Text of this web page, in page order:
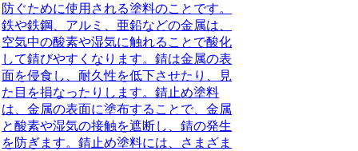
防ぐために使用される塗料のことです。
鉄や鉄鋼、アルミ、亜鉛などの金属は、
空気中の酸素や湿気に触れることで酸化
して錆びやすくなります。錆は金属の表
面を侵食し、耐久性を低下させたり、見
た目を損なったりします。錆止め塗料
は、金属の表面に塗布することで、金属
と酸素や湿気の接触を遮断し、錆の発生
を防ぎます。錆止め塗料には、さまざま